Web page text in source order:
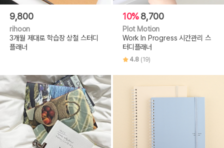
9,800
rihoon
3개월 제대로 학습장 상철 스터디
플래너
10%8,700
Plot Motion
Work In Progress 시간관리 스
터디플래너
4.8 (19)